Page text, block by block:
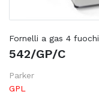
Fornelli a gas 4 fuochi
542/GP/C
Parker
GPL